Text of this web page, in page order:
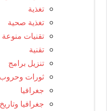
تغذية
تغذية صحية
تقنيات منوعة
تقنية
تنزيل برامج
ثورات وحروب
جغرافيا
جغرافيا وتاريخ